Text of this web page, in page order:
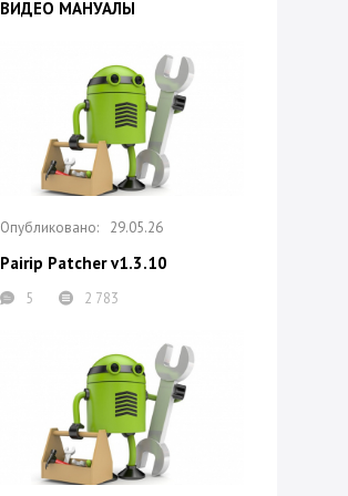
ВИДЕО МАНУАЛЫ
29.05.26
Pairip Patcher v1.3.10
5 2 783